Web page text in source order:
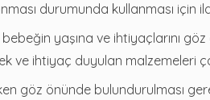
durumunda kullanması için
bebeğin yaşına ve ihtiyaçlarını
ve ihtiyaç duyulan malzemeleri
göz önünde bulundurulması